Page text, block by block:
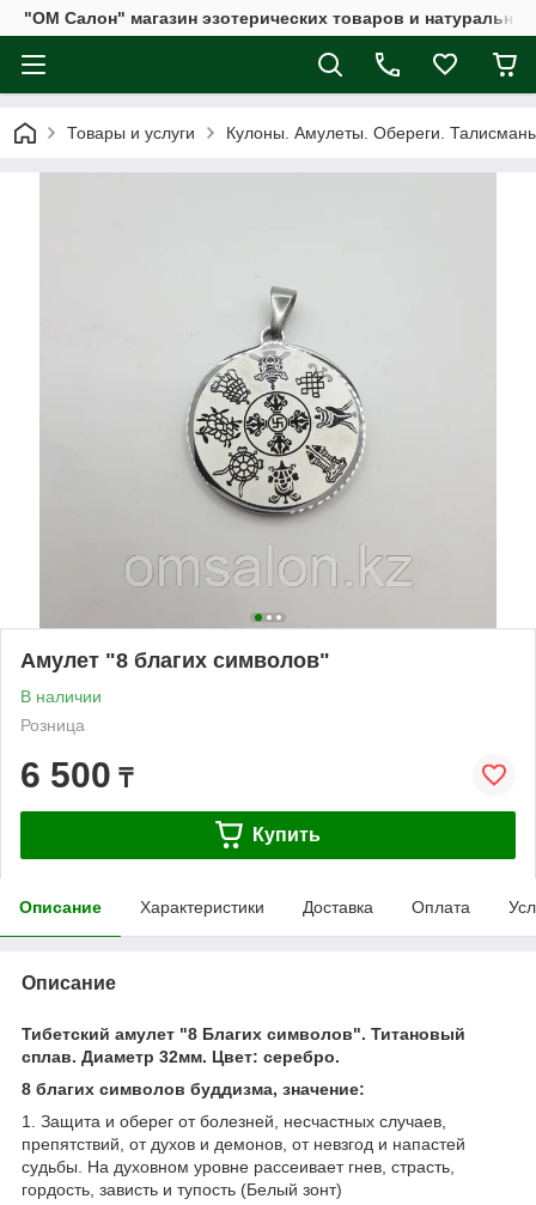
"ОМ Салон" магазин эзотерических товаров и
Товары и услуги Кулоны. Амулеты. Обереги.
Амулет "8 благих символов"
В наличии
Розница
6 500 ₸
Купить
Описание Характеристики Доставка Оплата
Описание
Тибетский амулет "8 Благих символов". Титановый
сплав. Диаметр 32мм. Цвет: серебро.
8 благих символов буддизма, значение:
1. Защита и оберег от болезней, несчастных случаев,
препятствий, от духов и демонов, от невзгод и напастей
судьбы. На духовном уровне рассеивает гнев, страсть,
гордость, зависть и тупость (Белый зонт)